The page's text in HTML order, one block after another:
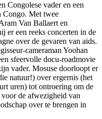
Congolese vader en een
Congo. Met twee
Van Ballaert en
er een reeks concerten in de
over de gevaren van aids.
cameraman Yoohan
sfeervolle docu-roadmovie
vader. Mosuse doorloopt er
natuur!) over ergernis (het
uren) tot ontroering om de
de afwezigheid van
over te brengen in